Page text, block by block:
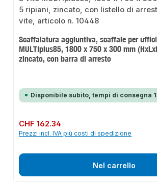
Scaffalatura aggiuntiva, scaffale per
MULTIplus85, 1800 x 750 x 300 mm
zincato, con barra di arresto
Disponibile subito, tempi di consegna
Prezzo normale:
CHF 162.34
Prezzi incl. IVA più costi di spedizione
Nel carrello